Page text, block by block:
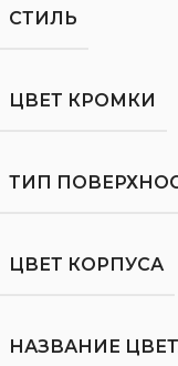
СТИЛЬ
ЦВЕТ КРОМКИ
ТИП
ЦВЕТ КОРПУСА
НАЗВАНИЕ